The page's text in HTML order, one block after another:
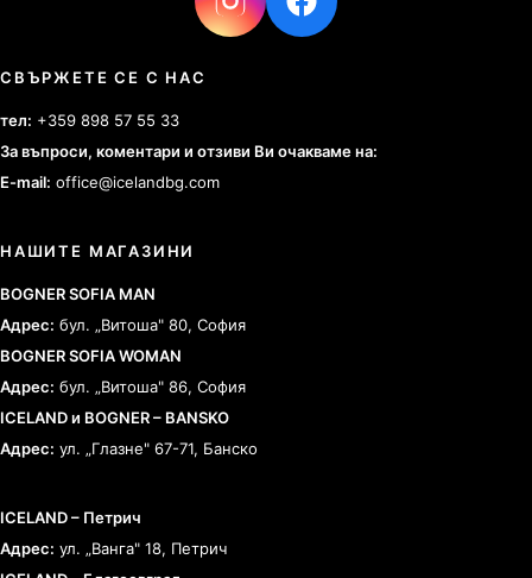
СВЪРЖЕТЕ СЕ С НАС
тел: +359 898 57 55 33
За въпроси, коментари и отзиви Ви очакваме на:
E-mail: office@icelandbg.com
НАШИТЕ МАГАЗИНИ
BOGNER SOFIA MAN
Адрес: бул. „Витоша" 80, София
BOGNER SOFIA WOMAN
Адрес: бул. „Витоша" 86, София
ICELAND и BOGNER – BANSKO
Адрес: ул. „Глазне" 67-71, Банско
ICELAND – Петрич
Адрес: ул. „Ванга" 18, Петрич